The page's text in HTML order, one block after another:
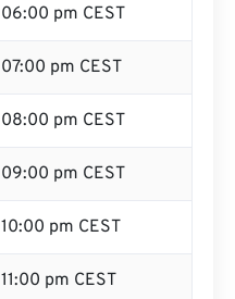
06:00 pm CEST
07:00 pm CEST
08:00 pm CEST
09:00 pm CEST
10:00 pm CEST
11:00 pm CEST